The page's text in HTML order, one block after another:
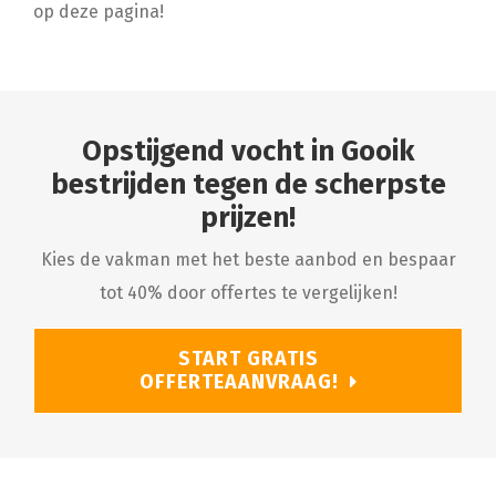
op deze pagina!
Opstijgend vocht in Gooik
bestrijden tegen de scherpste
prijzen!
Kies de vakman met het beste aanbod en bespaar
tot 40% door offertes te vergelijken!
START GRATIS
OFFERTEAANVRAAG!